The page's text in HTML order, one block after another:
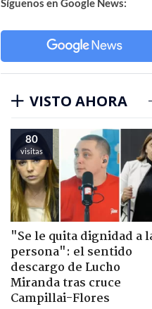
VISTO AHORA
80
visitas
"Se le quita dignidad a
persona": el sentido
descargo de Lucho
Miranda tras cruce
Campillai-Flores